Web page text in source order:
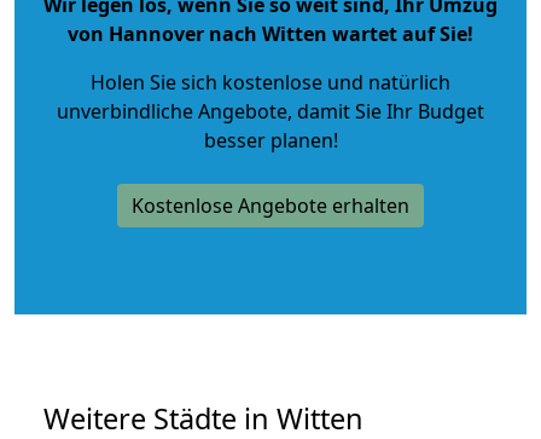
von Hannover nach Witten wartet auf Sie!
Holen Sie sich kostenlose und natürlich
unverbindliche Angebote, damit Sie Ihr Budget
besser planen!
Kostenlose Angebote erhalten
Weitere Städte in Witten